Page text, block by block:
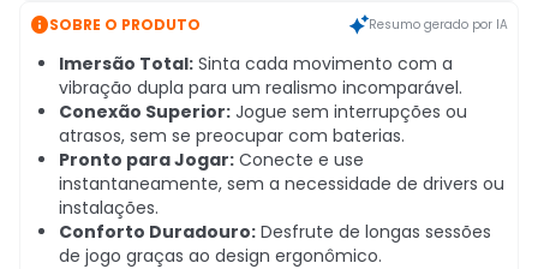
SOBRE O PRODUTO Resumo gerado por IA
Imersão Total: Sinta cada movimento com a
vibração dupla para um realismo incomparável.
Conexão Superior: Jogue sem interrupções ou
atrasos, sem se preocupar com baterias.
Pronto para Jogar: Conecte e use
instantaneamente, sem a necessidade de drivers ou
instalações.
Conforto Duradouro: Desfrute de longas sessões
de jogo graças ao design ergonômico.